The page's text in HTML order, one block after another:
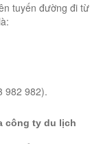
tuyến đường đi từ
982 982).
công ty du lịch